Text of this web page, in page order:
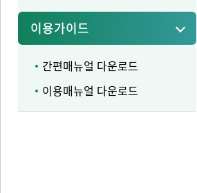
이용가이드
간편매뉴얼 다운로드
이용매뉴얼 다운로드